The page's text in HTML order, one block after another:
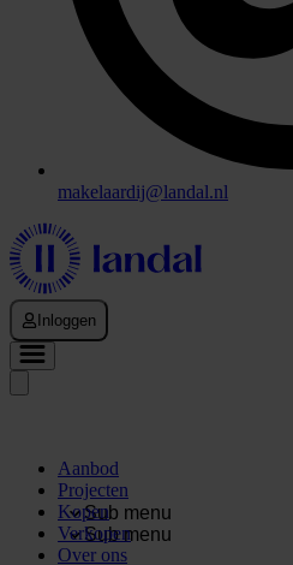
makelaardij@landal.nl
Inloggen
Aanbod
Projecten
Sub menu
Kopen
Sub menu
Verkopen
Over ons